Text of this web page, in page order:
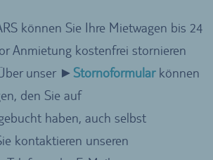
können Sie Ihre Mietwagen bis 24
Anmietung kostenfrei stornieren
unser ► Stornoformularkönnen
den Sie auf
haben, auch selbst
kontaktieren unseren